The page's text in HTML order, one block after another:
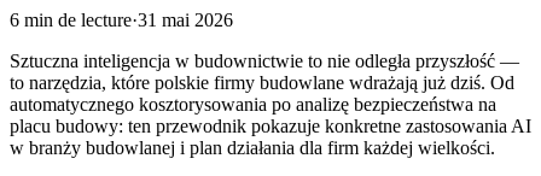
6 min de lecture·31 mai 2026
Sztuczna inteligencja w budownictwie to nie odległa przyszłość —
to narzędzia, które polskie firmy budowlane wdrażają już dziś. Od
automatycznego kosztorysowania po analizę bezpieczeństwa na
placu budowy: ten przewodnik pokazuje konkretne zastosowania AI
w branży budowlanej i plan działania dla firm każdej wielkości.